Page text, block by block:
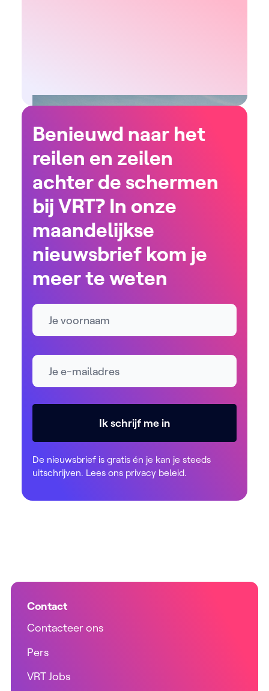
Benieuwd naar het
reilen en zeilen
achter de schermen
bij VRT? In onze
maandelijkse
nieuwsbrief kom je
meer te weten
Naam
E-mailadres *
Ik schrijf me in
De nieuwsbrief is gratis én je kan je steeds
uitschrijven. Lees ons privacy beleid.
Contact
Contacteer ons
Pers
VRT Jobs